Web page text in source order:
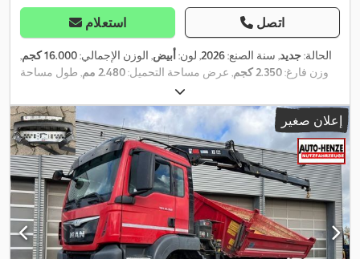
استعلام اتصل
الحالة:جديد, سنة الصنع:2026, لون:أبيض, الوزن الإجمالي:16.000 كجم
,
وزن فارغ:2.350 كجم , عرض مساحة التحميل:2.480 مم
, طول مساحة
, ارتفاع مساحة التحميل:
Swap,
إعلان صغير